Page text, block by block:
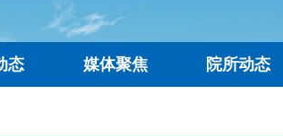
态 媒体聚焦 院所动态